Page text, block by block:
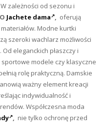
zależności od sezonu i
Jachete dama , oferują
Modne kurtki
szeroki wachlarz możliwości
eleganckich płaszczy i
sportowe modele czy klasyczne
rolę praktyczną. Damskie
ważny element kreacji
indywidualność i
Współczesna moda
, nie tylko ochronę przed